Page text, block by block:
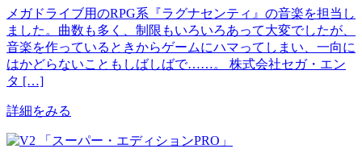
メガドライブ用のRPG系『ラグナセンティ』の音楽を担当し
ました。曲数も多く、制限もいろいろあって大変でしたが、
音楽を作っているときからゲームにハマってしまい、一向に
はかどらないこともしばしばで……。 株式会社セガ・エン
タ […]
詳細をみる